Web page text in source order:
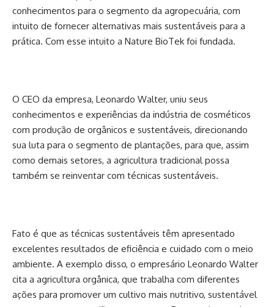
conhecimentos para o segmento da agropecuária, com
intuito de fornecer alternativas mais sustentáveis para a
prática. Com esse intuito a Nature BioTek foi fundada.
O CEO da empresa, Leonardo Walter, uniu seus
conhecimentos e experiências da indústria de cosméticos
com produção de orgânicos e sustentáveis, direcionando
sua luta para o segmento de plantações, para que, assim
como demais setores, a agricultura tradicional possa
também se reinventar com técnicas sustentáveis.
Fato é que as técnicas sustentáveis têm apresentado
excelentes resultados de eficiência e cuidado com o meio
ambiente. A exemplo disso, o empresário Leonardo Walter
cita a agricultura orgânica, que trabalha com diferentes
ações para promover um cultivo mais nutritivo, sustentável